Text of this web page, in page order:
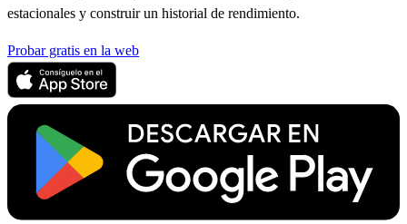
estacionales y construir un historial de rendimiento.
Probar gratis en la web